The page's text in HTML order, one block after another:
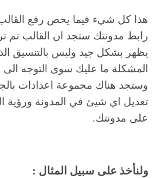
هذا كل شيء فيما يخص رفع
رابط مدونتك ستجد ان القالب تم
يظهر بشكل جيد وليس بالتنسيق
المشكلة ما عليك سوى التوجه
وستجد هناك مجموعة اعدادات
تعديل اي شيئ في المدونة ورؤية
على مدونتك.
ولنأخذ على سبيل المثال :